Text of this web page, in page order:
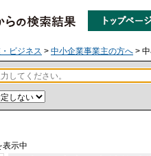
ビジネス > 中小企業事業主の方へ >
表示中